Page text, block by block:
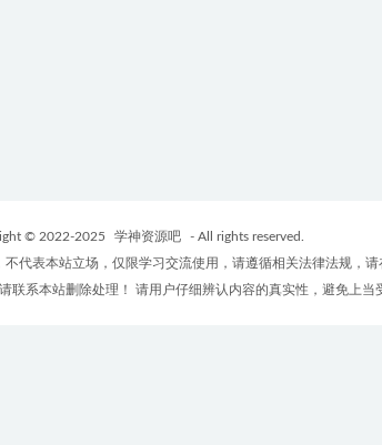
© 2022-2025 学神资源吧
- All rights reserved.
代表本站立场，仅限学习交流使用，请遵循相关法律法规，请
联系本站删除处理！ 请用户仔细辨认内容的真实性，避免上当